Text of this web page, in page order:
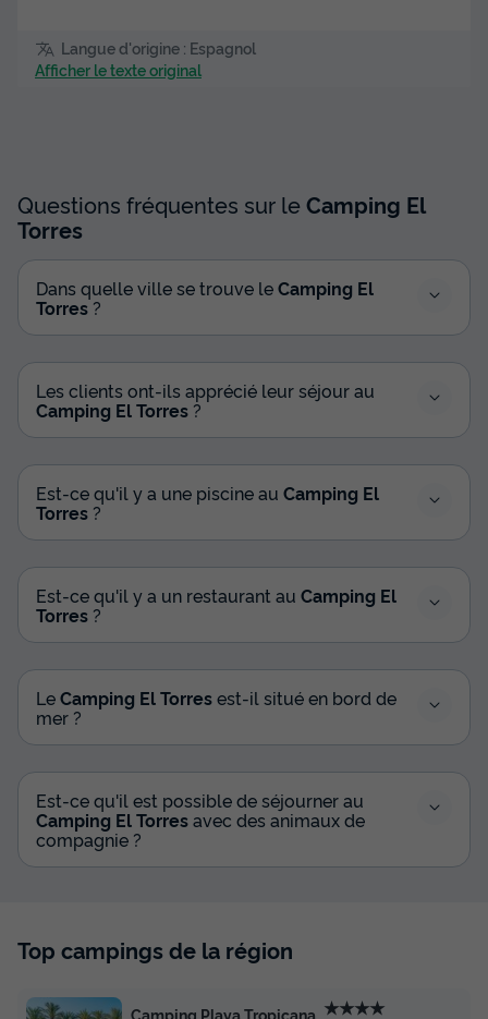
Langue d'origine : Espagnol
Afficher le texte original
Questions fréquentes sur leCamping El
Torres
Dans quelle ville se trouve leCamping El
Torres?
Les clients ont-ils apprécié leur séjour au
Camping El Torres ?
Est-ce qu'il y a une piscine au Camping El
Torres ?
Est-ce qu'il y a un restaurant au Camping El
Torres ?
LeCamping El Torresest-il situé en bord de
mer ?
Est-ce qu'il est possible de séjourner au
Camping El Torresavec des animaux de
compagnie ?
Top campings de la région
Camping Playa Tropicana ★★★★